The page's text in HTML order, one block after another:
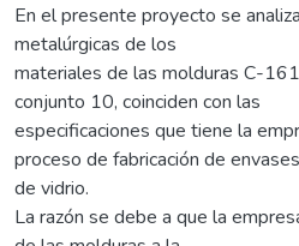
En el presente proyecto se
metalúrgicas de los
materiales de las molduras C-
conjunto 10, coinciden con las
especificaciones que tiene la
proceso de fabricación de envases
de vidrio.
La razón se debe a que la